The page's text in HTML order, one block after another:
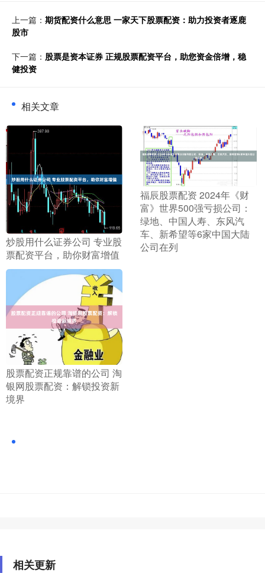
上一篇： 期货配资什么意思 一家天下股票配资：助力投资者逐鹿
股市
下一篇： 股票是资本证券 正规股票配资平台，助您资金倍增，稳
健投资
相关文章
​炒股用什么证券公司 专业股
票配资平台，助你财富增值
​福辰股票配资 2024年《财
富》世界500强亏损公司：
绿地、中国人寿、东风汽
车、新希望等6家中国大陆
公司在列
​股票配资正规靠谱的公司 淘
银网股票配资：解锁投资新
境界
相关更新